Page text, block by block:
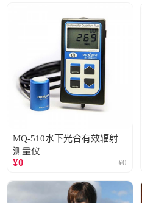
MQ-510水下光合有效辐射
测量仪
¥0 ¥0